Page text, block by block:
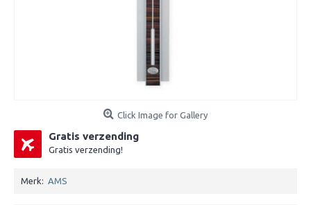
Click Image for Gallery
Gratis verzending
Gratis verzending!
Merk: AMS